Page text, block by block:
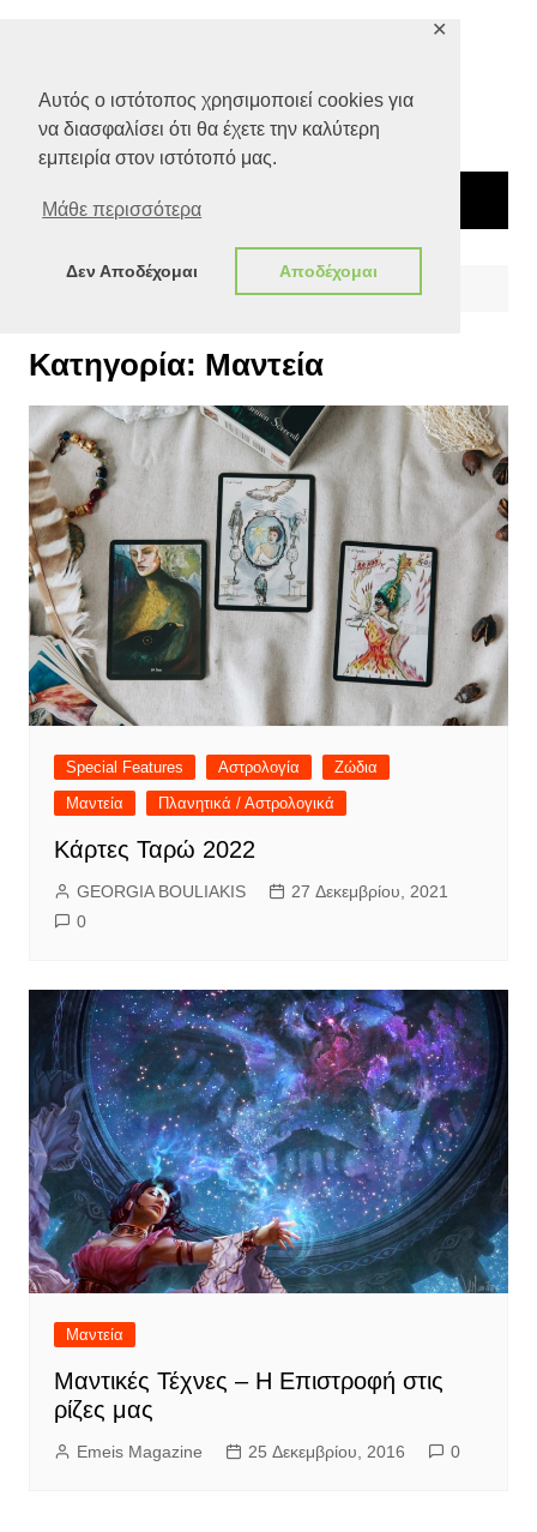
Αυτός ο ιστότοπος χρησιμοποιεί cookies για
να διασφαλίσει ότι θα έχετε την καλύτερη
εμπειρία στον ιστότοπό μας.
Μάθε περισσότερα
Δεν Αποδέχομαι Αποδέχομαι
✕
Μαντεία Σελίδα 2
Κατηγορία: Μαντεία
Special Features Αστρολογία
Ζώδια
Μαντεία
Πλανητικά / Αστρολογικά
Κάρτες Ταρώ 2022
GEORGIA BOULIAKIS
27 Δεκεμβρίου, 2021
0
Μαντεία
Μαντικές Τέχνες – Η Επιστροφή στις
ρίζες μας
Emeis Magazine 25 Δεκεμβρίου, 2016 0